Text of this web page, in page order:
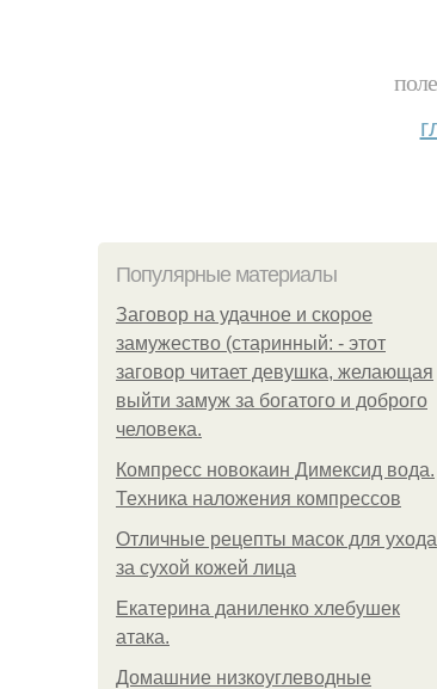
Популярные материалы
Заговор на удачное и скорое
замужество (старинный: - этот
заговор читает девушка, желающая
выйти замуж за богатого и доброго
человека.
Компресс новокаин Димексид вода.
Техника наложения компрессов
Отличные рецепты масок для ухода
за сухой кожей лица
Екатерина даниленко хлебушек
атака.
Домашние низкоуглеводные